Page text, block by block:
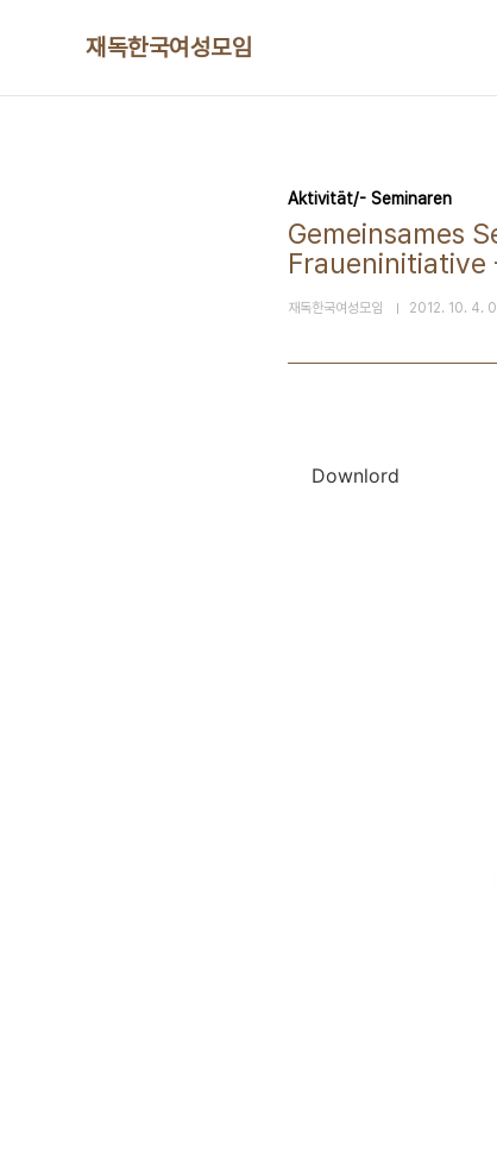
재독한국여성모임
Aktivität/- Seminaren
Gemeinsames
Fraueninitiative
재독한국여성모임 2012. 10. 4.
Downlord